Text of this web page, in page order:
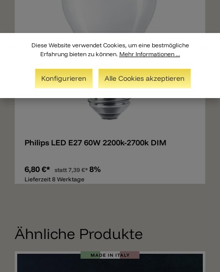
Philips LED E27 60W 2200k-2700k DIM
6,80 €* statt 7,39 €* 8%
Lieferzeit 8 Werktage
Ähnliche Produkte
Diese Website verwendet Cookies, um eine bestmögliche
Erfahrung bieten zu können. Mehr Informationen ...
Konfigurieren Alle Cookies akzeptieren